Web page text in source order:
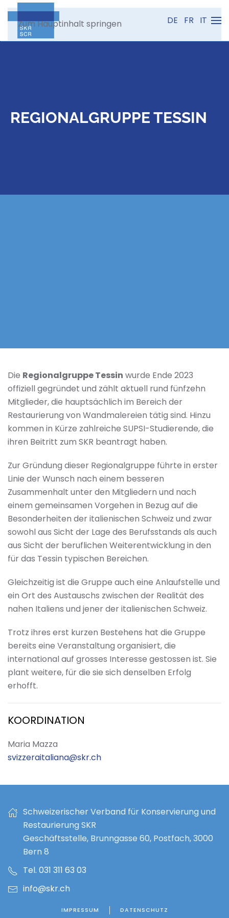
Zum Hauptinhalt springen DE FR IT
REGIONALGRUPPE TESSIN
Die Regionalgruppe Tessin wurde Ende 2023
offiziell gegründet und zählt aktuell rund fünfzehn
Mitglieder, die hauptsächlich im Bereich der
Restaurierung von Wandmalereien tätig sind. Hinzu
kommen in Kürze zahlreiche SUPSI-Studierende, die
ihren Beitritt zum SKR beantragt haben.
Zur Gründung dieser Regionalgruppe führte in erster
Linie der Wunsch nach einem besseren
Zusammenhalt unter den Mitgliedern und nach
einem gemeinsamen Vorgehen in Bezug auf die
Besonderheiten der italienischen Schweiz und zwar
sowohl aus Sicht der Lage des Berufsstands als auch
aus Sicht der beruflichen Weiterentwicklung in den
für das Tessin typischen Bereichen.
Gleichzeitig ist die Gruppe auch eine Anlaufstelle und
ein Ort des Austauschs zwischen der Realität des
nahen Italiens und jener der italienischen Schweiz.
Trotz ihres erst kurzen Bestehens hat die Gruppe
bereits eine Veranstaltung organisiert, die
international auf grosses Interesse gestossen ist. Sie
plant weitere, für die sie sich denselben Erfolg
erhofft.
KOORDINATION
Maria Mazza
svizzeraitaliana@skr.ch
Schweizerischer Verband für Konservierung und
Restaurierung SKR
Geschäftsstelle, Brunngasse 60, Postfach, 3000
Bern 8
Tel. 031 311 63 03
info@skr.ch
IMPRESSUM DATENSCHUTZ